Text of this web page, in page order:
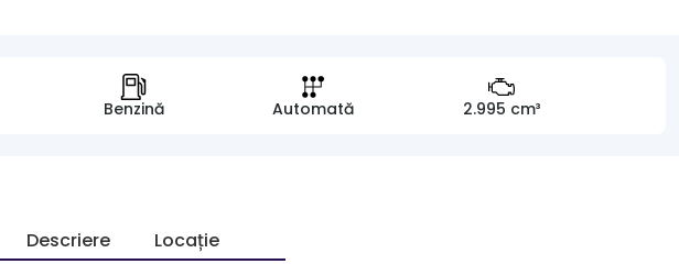
Benzină Automată 2.995 cm³
Descriere Locație